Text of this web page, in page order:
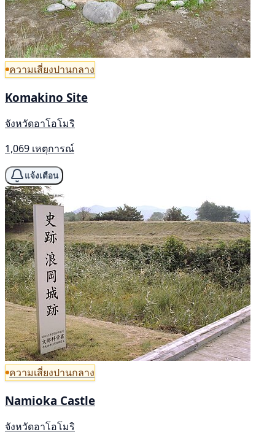
ความเสี่ยงปานกลาง
Komakino Site
จังหวัดอาโอโมริ
1,069 เหตุการณ์
แจ้งเตือน
ความเสี่ยงปานกลาง
Namioka Castle
จังหวัดอาโอโมริ